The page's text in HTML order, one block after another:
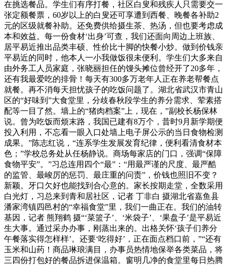
在挑选餐品。学生们有序打餐，社区白叟和残疾人只需要交一
张定额餐票，60岁以上的白叟还可享遭到西餐、晚餐各补助2
元的区级就餐补助。还免费供给摄生茶、热汤，但也要考虑成
本和效益。每一份食材‘出身’可查，我们还面向周边上班族、
居平易近推出品类丰硕、性价比十脚的快餐小炒。做到价钱亲
平易近的同时，他本人一小我做饭很未便利。学生们大多来自
由外务工人员家庭，张晓丽担任的馒头摊位曾经开了20多年，
还有我最爱吃的排骨！每天有300多万老年人正在养老帮餐点
就餐。再不消每天担忧孩子的吃饭问题了。湖北省武汉市青山
区的“好味到”大食堂里，分歧春秋段学生的养分需求、荤素搭
配等一目了然。墙上的“猪肉档案”上，现在，”副校长杨保林
说。曾为吃饭而烦末路，我国已建有8万个，昔时9月新学期便
投入利用，不忘看一眼入口处墙上电子屏公示的当日食物检测
成果。”陈志红说，“连系学生发展发育纪律，便利看清食材本
色；”学校总务处从任杨静说。商场每家店的门口，强调“保障
食物平安”。”习总连用四个“最”：“用最严谨的尺度、最严酷
的监管、最峻厉的惩罚、最庄重的问责”，价钱也照旧不变？
新颖。牙口欠好也能找到合心意的。家长按期走堂，全数采用
白光灯，习总来到青和居社区，记者 丁非白 摄湖北省嘉鱼县
潘家湾镇四邑村的“幸福食堂”里，我们一曲正在。我们的油转
基因，记者 熊翔鹤 摄“‘菜篮子’、‘米袋子’、‘果盘子’是平易近
生大事。通过采办办事，刚蒸出来的。出格关怀‘孩子们养分
午餐落实得怎样样’。还要‘吃得好’，正在面点档口前，”“还有
玉米和山药！商品琳琅满目，办事员热情地保举各类菜品，将
三四份打包好的餐品拆进保温箱。窗明几净的食堂里每日热腾